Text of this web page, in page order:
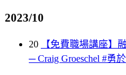
2023/10
20
【免費職場講座】
─ Craig Groeschel #勇